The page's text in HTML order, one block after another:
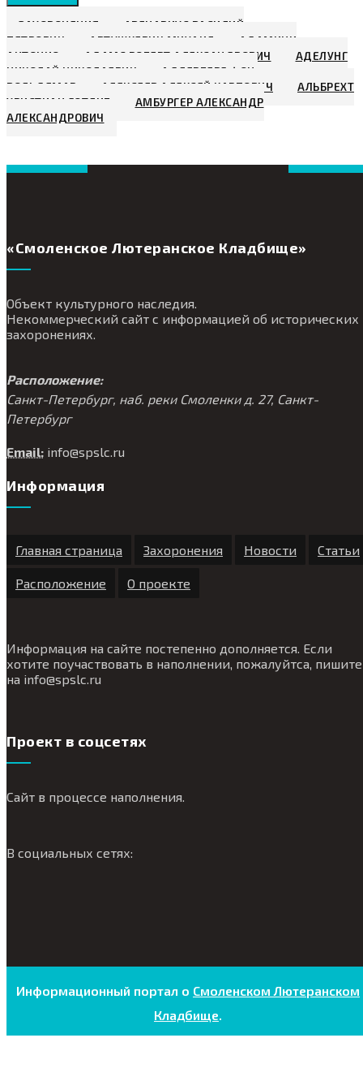
ЗАХОРОНЕНИЯ
АВЕНАРИУС ВАСИЛИЙ
ПЕТРОВИЧ
АВТУШКЕВИЧ МИХАИЛ
АДАМИНИ
АНТОНИО
АДАМС РОБЕРТ АЛЕКСАНДРОВИЧ
АДЕЛУНГ
НИКОЛАЙ НИКОЛАЕВИЧ
АДЛЕРБЕРГ ФОН,
ВОЛЬДЕМАР
АЛЕКСЕЕВ АЛЕКСЕЙ КАРПОВИЧ
АЛЬБРЕХТ
ХРИСТИАН ГОТЛИБ
АМБУРГЕР АЛЕКСАНДР
АЛЕКСАНДРОВИЧ
«Смоленское Лютеранское Кладбище»
Объект культурного наследия.
Некоммерческий сайт с информацией об исторических
захоронениях.
Расположение:
Санкт-Петербург, наб. реки Смоленки д. 27, Санкт-
Петербург
Email: info@spslc.ru
Информация
Главная страница Захоронения Новости Статьи
Расположение О проекте
Информация на сайте постепенно дополняется. Если
хотите поучаствовать в наполнении, пожалуйтса, пишите
на info@spslc.ru
Проект в соцсетях
Сайт в процессе наполнения.
В социальных сетях:
Информационный портал о Смоленском Лютеранском
Кладбище.